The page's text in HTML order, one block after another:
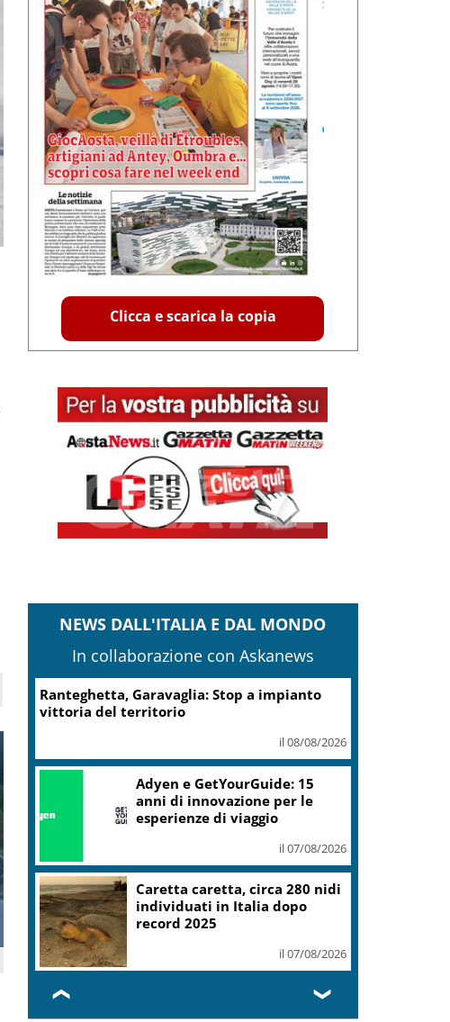
Clicca e scarica la copia
NEWS DALL'ITALIA E DAL MONDO
In collaborazione con Askanews
Ranteghetta, Garavaglia: Stop a impianto
vittoria del territorio
il 08/08/2026
Adyen e GetYourGuide: 15
anni di innovazione per le
esperienze di viaggio
il 07/08/2026
Caretta caretta, circa 280 nidi
individuati in Italia dopo
record 2025
il 07/08/2026
❮ ❯